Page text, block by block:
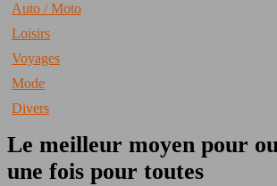
Auto / Moto
Loisirs
Voyages
Mode
Divers
Le meilleur moyen pour
une fois pour toutes